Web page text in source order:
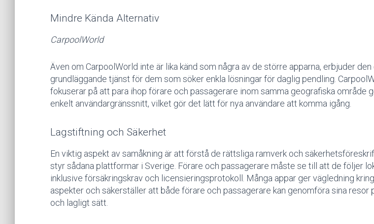
Mindre Kända Alternativ
CarpoolWorld
Även om CarpoolWorld inte är lika känd som några av de större apparna, erbjuder den
grundläggande tjänst för dem som söker enkla lösningar för daglig pendling.
fokuserar på att para ihop förare och passagerare inom samma geografiska område
enkelt användargränssnitt, vilket gör det lätt för nya användare att komma igång.
Lagstiftning och Säkerhet
En viktig aspekt av samåkning är att förstå de rättsliga ramverk och
styr sådana plattformar i Sverige. Förare och passagerare måste se till att de följer
inklusive försäkringskrav och licensieringsprotokoll. Många appar ger vägledning
aspekter och säkerställer att både förare och passagerare kan genomföra sina resor
och lagligt sätt.